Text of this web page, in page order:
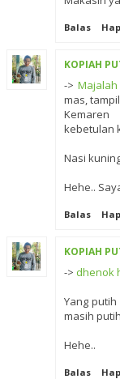
Balas
KOPIAH
->
mas,
kebetulan
Nasi
Hehe..
Balas
KOPIAH
-> dhenok
Yang
masih
Hehe..
Balas